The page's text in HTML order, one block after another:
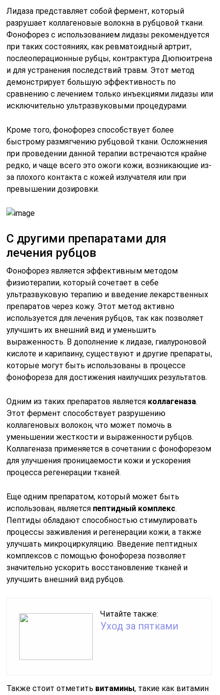
Лидаза представляет собой фермент, который
разрушает коллагеновые волокна в рубцовой ткани.
Фонофорез с использованием лидазы рекомендуется
при таких состояниях, как ревматоидный артрит,
послеоперационные рубцы, контрактура Дюпюитрена
и для устранения последствий травм. Этот метод
демонстрирует большую эффективность по
сравнению с лечением только инъекциями лидазы или
исключительно ультразвуковыми процедурами.
Кроме того, фонофорез способствует более
быстрому размягчению рубцовой ткани. Осложнения
при проведении данной терапии встречаются крайне
редко, и чаще всего это ожоги кожи, возникающие из-
за плохого контакта с кожей излучателя или при
превышении дозировки.
С другими препаратами для
лечения рубцов
Фонофорез является эффективным методом
физиотерапии, который сочетает в себе
ультразвуковую терапию и введение лекарственных
препаратов через кожу. Этот метод активно
используется для лечения рубцов, так как позволяет
улучшить их внешний вид и уменьшить
выраженность. В дополнение к лидазе, гиалуроновой
кислоте и карипаину, существуют и другие препараты,
которые могут быть использованы в процессе
фонофореза для достижения наилучших результатов.
Одним из таких препаратов является коллагеназа.
Этот фермент способствует разрушению
коллагеновых волокон, что может помочь в
уменьшении жесткости и выраженности рубцов.
Коллагеназа применяется в сочетании с фонофорезом
для улучшения проницаемости кожи и ускорения
процесса регенерации тканей.
Еще одним препаратом, который может быть
использован, является пептидный комплекс.
Пептиды обладают способностью стимулировать
процессы заживления и регенерации кожи, а также
улучшать микроциркуляцию. Введение пептидных
комплексов с помощью фонофореза позволяет
значительно ускорить восстановление тканей и
улучшить внешний вид рубцов.
Читайте также:
Уход за пятками
Также стоит отметить витамины, такие как витамин